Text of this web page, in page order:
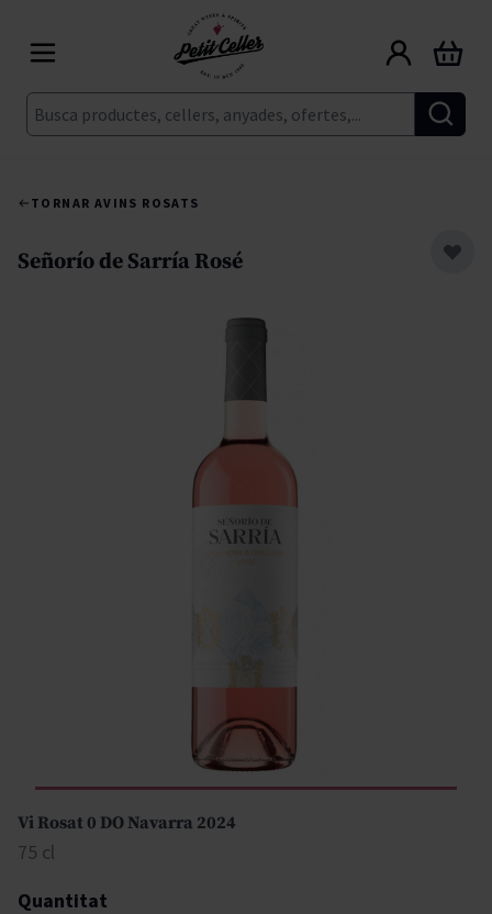
Cerca
Cart
TORNAR AVINS ROSATS
Señorío de Sarría Rosé
Vi Rosat 0 DO Navarra 2024
75 cl
Quantitat